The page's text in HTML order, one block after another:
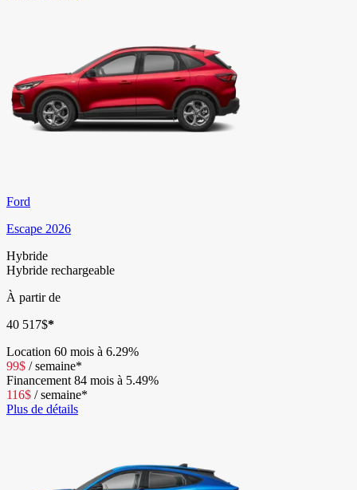
Ford
Escape 2026
Hybride
Hybride rechargeable
À partir de
40 517$*
Location 60 mois à 6.29%
99$ /semaine*
Financement84 mois à 5.49%
116$ /semaine*
Plus de détails